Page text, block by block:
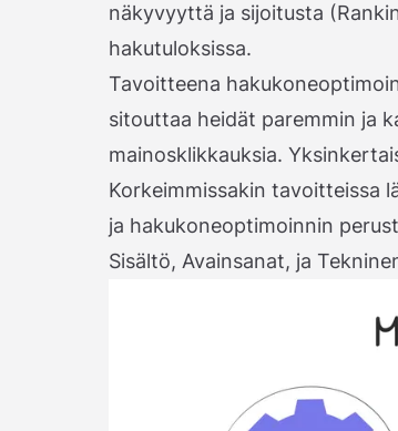
näkyvyyttä ja sijoitusta
hakutuloksissa.
Tavoitteena
sitouttaa heidät paremmin ja
mainosklikkauksia.
Korkeimmissakin tavoitteissa
ja hakukoneoptimoinnin
Sisältö, Avainsanat, ja